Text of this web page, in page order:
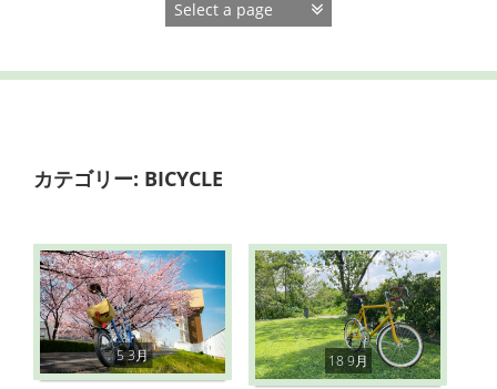
カテゴリー: BICYCLE
5 3月 18 9月